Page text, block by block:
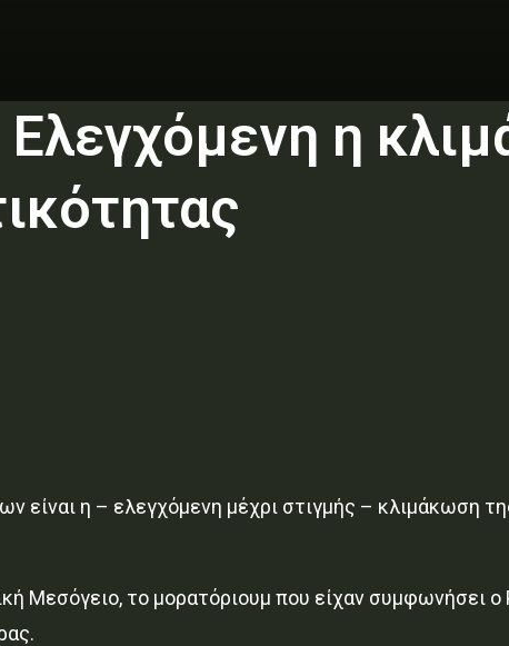
η
η – ελεγχόμενη μέχρι στιγμής – κλιμάκωση
Μεσόγειο, το μορατόριουμ που είχαν συμφωνήσει